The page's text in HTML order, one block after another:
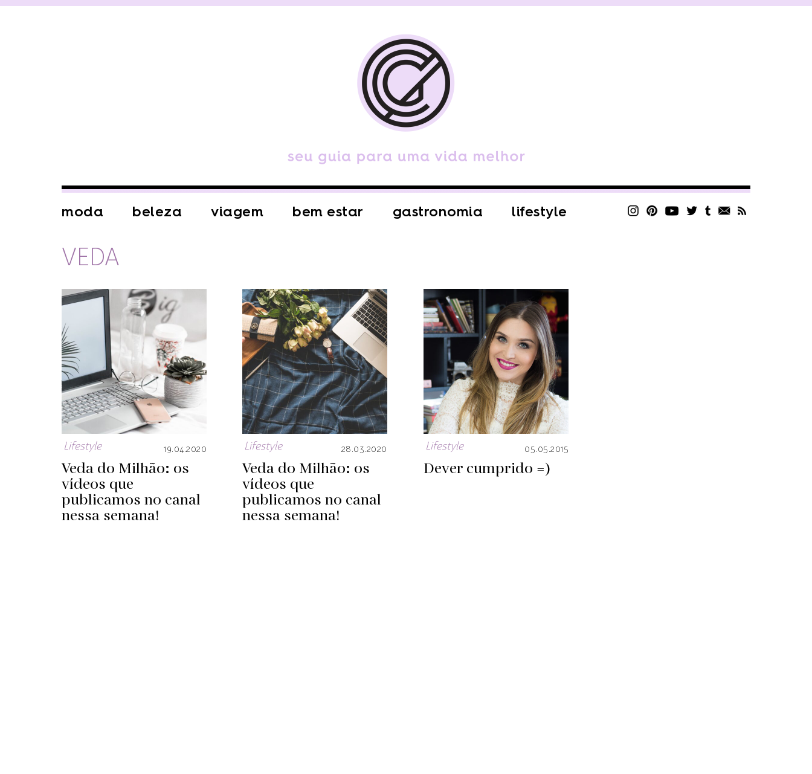
moda beleza viagem bem estar gastronomia lifestyle
VEDA
Lifestyle 19.04.2020
Veda do Milhão: os
vídeos que
publicamos no canal
nessa semana!
Lifestyle 28.03.2020
Veda do Milhão: os
vídeos que
publicamos no canal
nessa semana!
Lifestyle 05.05.2015
Dever cumprido =)